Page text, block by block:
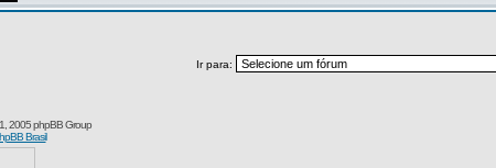
Ir para:
2005 phpBB Group
Brasil